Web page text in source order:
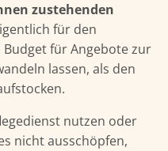
zustehenden
für den
für Angebote zur
lassen, als den
nutzen oder
nicht ausschöpfen,